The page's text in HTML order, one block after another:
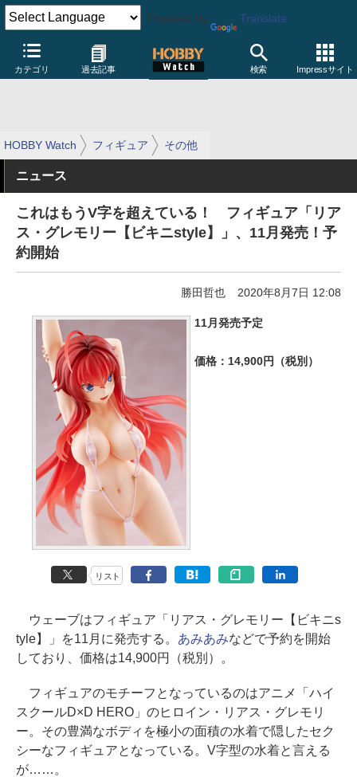
Powered by Translate
カテゴリ 過去記事 検索 Impressサイト
HOBBY Watch フィギュア その他
ニュース
これはもうV字を超えている！ フィギュア「リア
ス・グレモリー【ビキニstyle】」、11月発売！予
約開始
勝田哲也 2020年8月7日 12:08
11月発売予定
価格：14,900円（税別）
リスト
ウェーブはフィギュア「リアス・グレモリー【ビキニs
tyle】」を11月に発売する。 あみあみなどで予約を開始
しており、価格は14,900円（税別）。
フィギュアのモチーフとなっているのはアニメ「ハイ
スクールD×D HERO」のヒロイン・リアス・グレモリ
ー。その豊満なボディを極小の面積の水着で隠したセク
シーなフィギュアとなっている。V字型の水着と言える
が……。